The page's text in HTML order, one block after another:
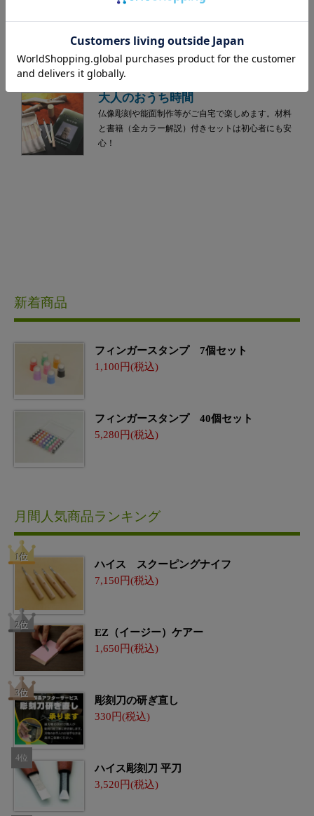
ススメです。
手ごろな価格と使いやすさで木彫り初心者や入門用
にオススメの刃物鋼彫刻刀セットです。
大人のおうち時間
仏像彫刻や能面制作等がご自宅で楽しめます。材料
と書籍（全カラー解説）付きセットは初心者にも安
心！
新着商品
フィンガースタンプ 7個セット
1,100
フィンガースタンプ 40個セット
5,280
月間人気商品ランキング
ハイス スクーピングナイフ
7,150
EZ（イージー）ケアー
1,650
彫刻刀の研ぎ直し
330
ハイス彫刻刀 平刀
3,520